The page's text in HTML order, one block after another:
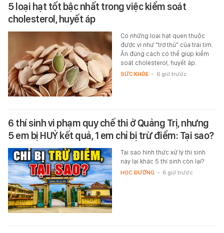
5 loại hạt tốt bậc nhất trong việc kiểm soát
cholesterol, huyết áp
Có những loại hạt quen thuộc
được ví như "trợ thủ" của trái tim.
Ăn đúng cách có thể giúp kiểm
soát cholesterol, huyết áp.
SỨC KHỎE - 6 giờ trước
6 thí sinh vi phạm quy chế thi ở Quảng Trị, nhưng
5 em bị HUỶ kết quả, 1 em chỉ bị trừ điểm: Tại sao?
Tại sao hình thức xử lý thí sinh
này lại khác 5 thí sinh còn lại?
HỌC ĐƯỜNG - 6 giờ trước